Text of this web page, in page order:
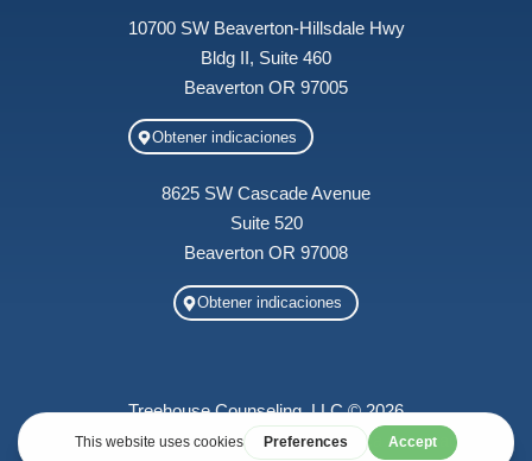
10700 SW Beaverton-Hillsdale Hwy
Bldg II, Suite 460
Beaverton OR 97005
Obtener indicaciones
8625 SW Cascade Avenue
Suite 520
Beaverton OR 97008
Obtener indicaciones
Treehouse Counseling, LLC © 2026
Sitio web diseñado porOcelot MediaPolítica de privacidad